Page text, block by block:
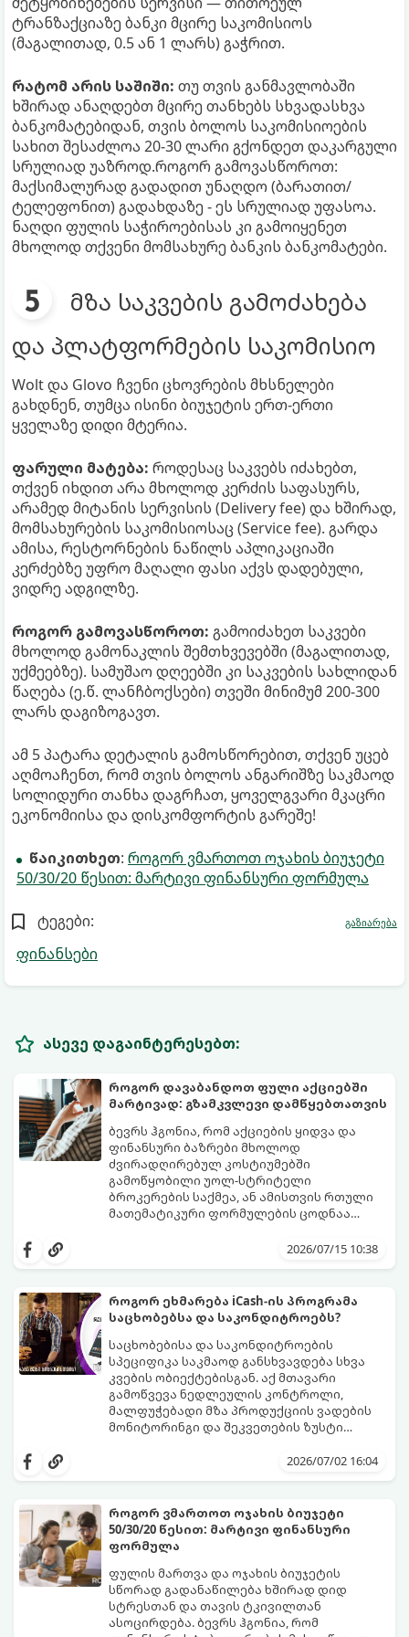
ტრანზაქციაზე ბანკი მცირე საკომისიოს
(მაგალითად, 0.5 ან 1 ლარს) გაჭრით.
რატომ არის საშიში: თუ თვის განმავლობაში
ხშირად ანაღდებთ მცირე თანხებს სხვადასხვა
ბანკომატებიდან, თვის ბოლოს საკომისიოების
სახით შესაძლოა 20-30 ლარი გქონდეთ დაკარგული
სრულიად უაზროდ.როგორ გამოვასწოროთ:
მაქსიმალურად გადადით უნაღდო (ბარათით/
ტელეფონით) გადახდაზე - ეს სრულიად უფასოა.
ნაღდი ფულის საჭიროებისას კი გამოიყენეთ
მხოლოდ თქვენი მომსახურე ბანკის ბანკომატები.
მზა საკვების გამოძახება
და პლატფორმების საკომისიო
Wolt და Glovo ჩვენი ცხოვრების მხსნელები
გახდნენ, თუმცა ისინი ბიუჯეტის ერთ-ერთი
ყველაზე დიდი მტერია.
ფარული მატება: როდესაც საკვებს იძახებთ,
თქვენ იხდით არა მხოლოდ კერძის საფასურს,
არამედ მიტანის სერვისის (Delivery fee) და ხშირად,
მომსახურების საკომისიოსაც (Service fee). გარდა
ამისა, რესტორნების ნაწილს აპლიკაციაში
კერძებზე უფრო მაღალი ფასი აქვს დადებული,
ვიდრე ადგილზე.
როგორ გამოვასწოროთ: გამოიძახეთ საკვები
მხოლოდ გამონაკლის შემთხვევებში (მაგალითად,
უქმეებზე). სამუშაო დღეებში კი საკვების სახლიდან
წაღება (ე.წ. ლანჩბოქსები) თვეში მინიმუმ 200-300
ლარს დაგიზოგავთ.
ამ 5 პატარა დეტალის გამოსწორებით, თქვენ უცებ
აღმოაჩენთ, რომ თვის ბოლოს ანგარიშზე საკმაოდ
სოლიდური თანხა დაგრჩათ, ყოველგვარი მკაცრი
ეკონომიისა და დისკომფორტის გარეშე!
წაიკითხეთ: როგორ ვმართოთ ოჯახის ბიუჯეტი
50/30/20 წესით: მარტივი ფინანსური ფორმულა
ტეგები:
ფინანსები
გაზიარება
ასევე დაგაინტერესებთ:
როგორ დავაბანდოთ ფული აქციებში
მარტივად: გზამკვლევი დამწყებთათვის
ბევრს ჰგონია, რომ აქციების ყიდვა და
ფინანსური ბაზრები მხოლოდ
ძვირადღირებულ კოსტიუმებში
გამოწყობილი უოლ-სტრიტელი
ბროკერების საქმეა, ან ამისთვის რთული
მათემატიკური ფორმულების ცოდნაა
ყიდვა იმაზე მარტივია, ვიდრე ონლაინ
სულ რაღაც $10-ითაც კი შეგიძლიათ.
გაერკვეთ ფინანსების სამყაროში,
უსაფრთხოდ.
2026/07/15 10:38
როგორ ეხმარება iCash-ის პროგრამა
საცხობებსა და საკონდიტროებს?
საცხობებისა და საკონდიტროების
სპეციფიკა საკმაოდ განსხვავდება სხვა
კვების ობიექტებისგან. აქ მთავარი
გამოწვევა ნედლეულის კონტროლი,
მალფუჭებადი მზა პროდუქციის ვადების
მონიტორინგი და შეკვეთების ზუსტი
ნიშისთვის შემუშავებულ ციფრულ
წარმოების ყოველი ეტაპის
ოპტიმიზაციაში.
2026/07/02 16:04
როგორ ვმართოთ ოჯახის ბიუჯეტი
50/30/20 წესით: მარტივი ფინანსური
ფორმულა
ფულის მართვა და ოჯახის ბიუჯეტის
სწორად გადანაწილება ხშირად დიდ
სტრესთან და თავის ტკივილთან
ასოცირდება. ბევრს ჰგონია, რომ